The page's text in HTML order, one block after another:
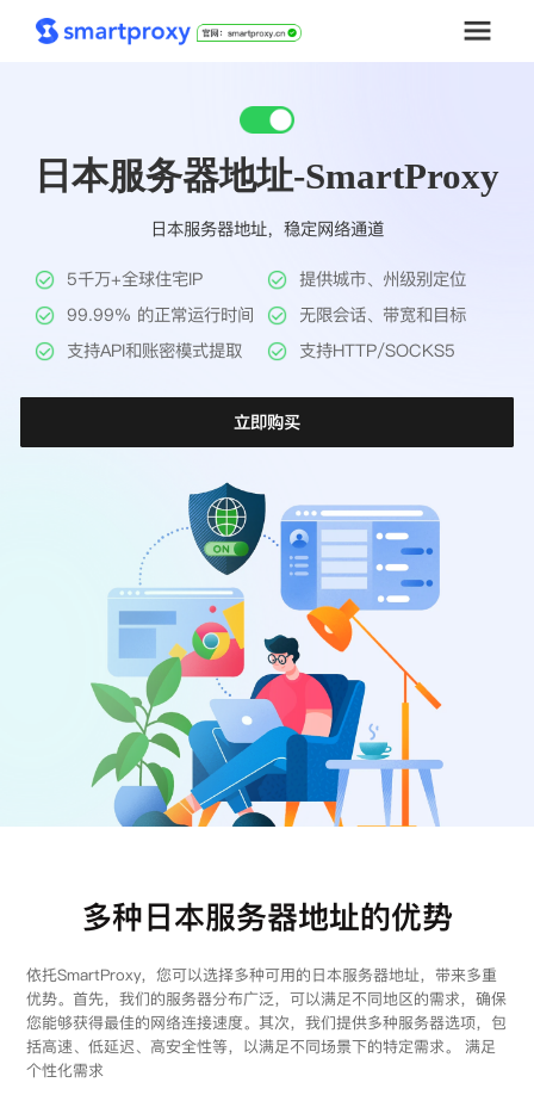
套餐购买
工具
帮助中心
日本服务器地址-SmartProxy
日本服务器地址，稳定网络通道
5千万+全球住宅IP
提供城市、州级别定位
99.99% 的正常运行时间
无限会话、带宽和目标
支持API和账密模式提取
支持HTTP/SOCKS5
立即购买
多种日本服务器地址的优势
依托SmartProxy，您可以选择多种可用的日本服务器地址，带来多重
优势。首先，我们的服务器分布广泛，可以满足不同地区的需求，确保
您能够获得最佳的网络连接速度。其次，我们提供多种服务器选项，包
括高速、低延迟、高安全性等，以满足不同场景下的特定需求。 满足
个性化需求